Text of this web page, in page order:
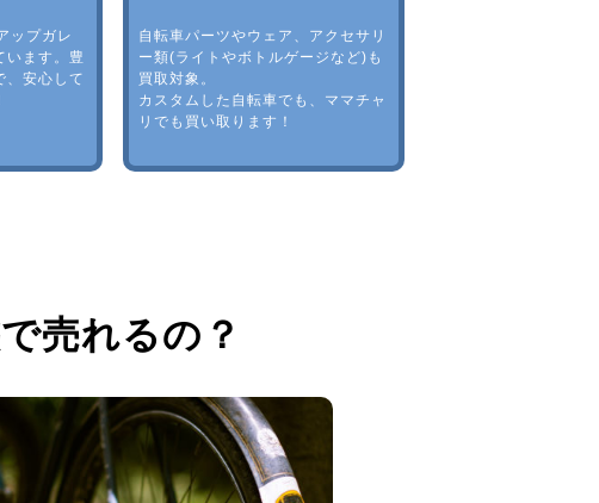
ップガレ
います。豊
、安心して
自転車パーツやウェア、アクセサリ
ー類(ライトやボトルゲージなど)も
買取対象。
カスタムした自転車でも、ママチャ
リでも買い取ります！
売れるの？